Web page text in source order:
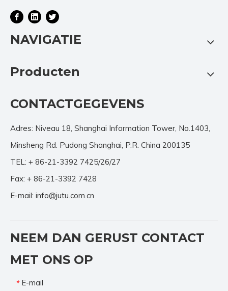
NAVIGATIE
Producten
CONTACTGEGEVENS
Adres: Niveau 18, Shanghai Information Tower, No.1403,
Minsheng Rd. Pudong Shanghai, P.R. China 200135
TEL: + 86-21-3392 7425/26/27
Fax: + 86-21-3392 7428
E-mail: info@jutu.com.cn
NEEM DAN GERUST CONTACT
MET ONS OP
* E-mail